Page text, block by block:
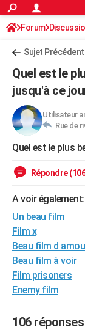
ACTUALITÉS
Politique
Société
Faits Divers
Education
Monde
Villes
+
Programme TV
TNTStreaming
Cinéma
Sorties cinéma
Musique
+FINANCE
Retraite
Impôts
Epargne
Immobilier
Risques naturels
Banque
Assurance
Crédit
AUTO
Essais
Réserver un essai
Citadines
Berlines
SUV
Forum auto
HIGH-TECH
Guides de France
Escapades
Patrimoine
Expositions
Musées
Week-end nature
+LIFESTYLE
Art de vivre
Bien-être
Loisirs
Mode
Modes de vie
SANTE
Alimentation
Guide de la santé
Maladies
Médicaments
Sommeil
VOYAGE
Destinations
City break
Voyage nature
Voyage de noces
Forum
Climat
+PHOTO
Forum
Sujet Précédent
Quel est le
jusqu'à ce
Utilisateur
Rue de
Quel est le plus
Répondre
A voir également:
Un beau film
Film x
Beau film d
Beau film à voir
Film prisoners
Enemy film
106 réponses